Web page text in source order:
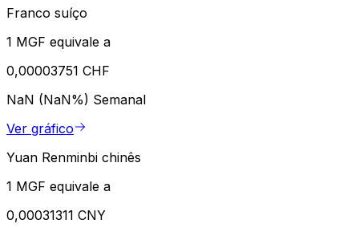
Franco suíço
1 MGF equivale a
0,00003751 CHF
NaN (NaN%) Semanal
Ver gráfico
Yuan Renminbi chinês
1 MGF equivale a
0,00031311 CNY